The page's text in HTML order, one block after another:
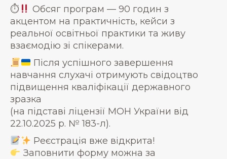
⏱
Обсяг програм — 90 годин з
акцентом на практичність, кейси з
реальної освітньої практики та живу
взаємодію зі спікерами.
Після успішного завершення
навчання слухачі отримують свідоцтво
підвищення кваліфікації державного
зразка
(на підставі ліцензії МОН України від
22.10.2025 р. № 183-л).
Реєстрація вже відкрита!
Заповнити форму можна за